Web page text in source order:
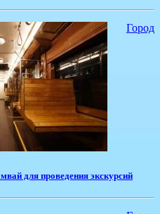
Город
для проведения экскурсий